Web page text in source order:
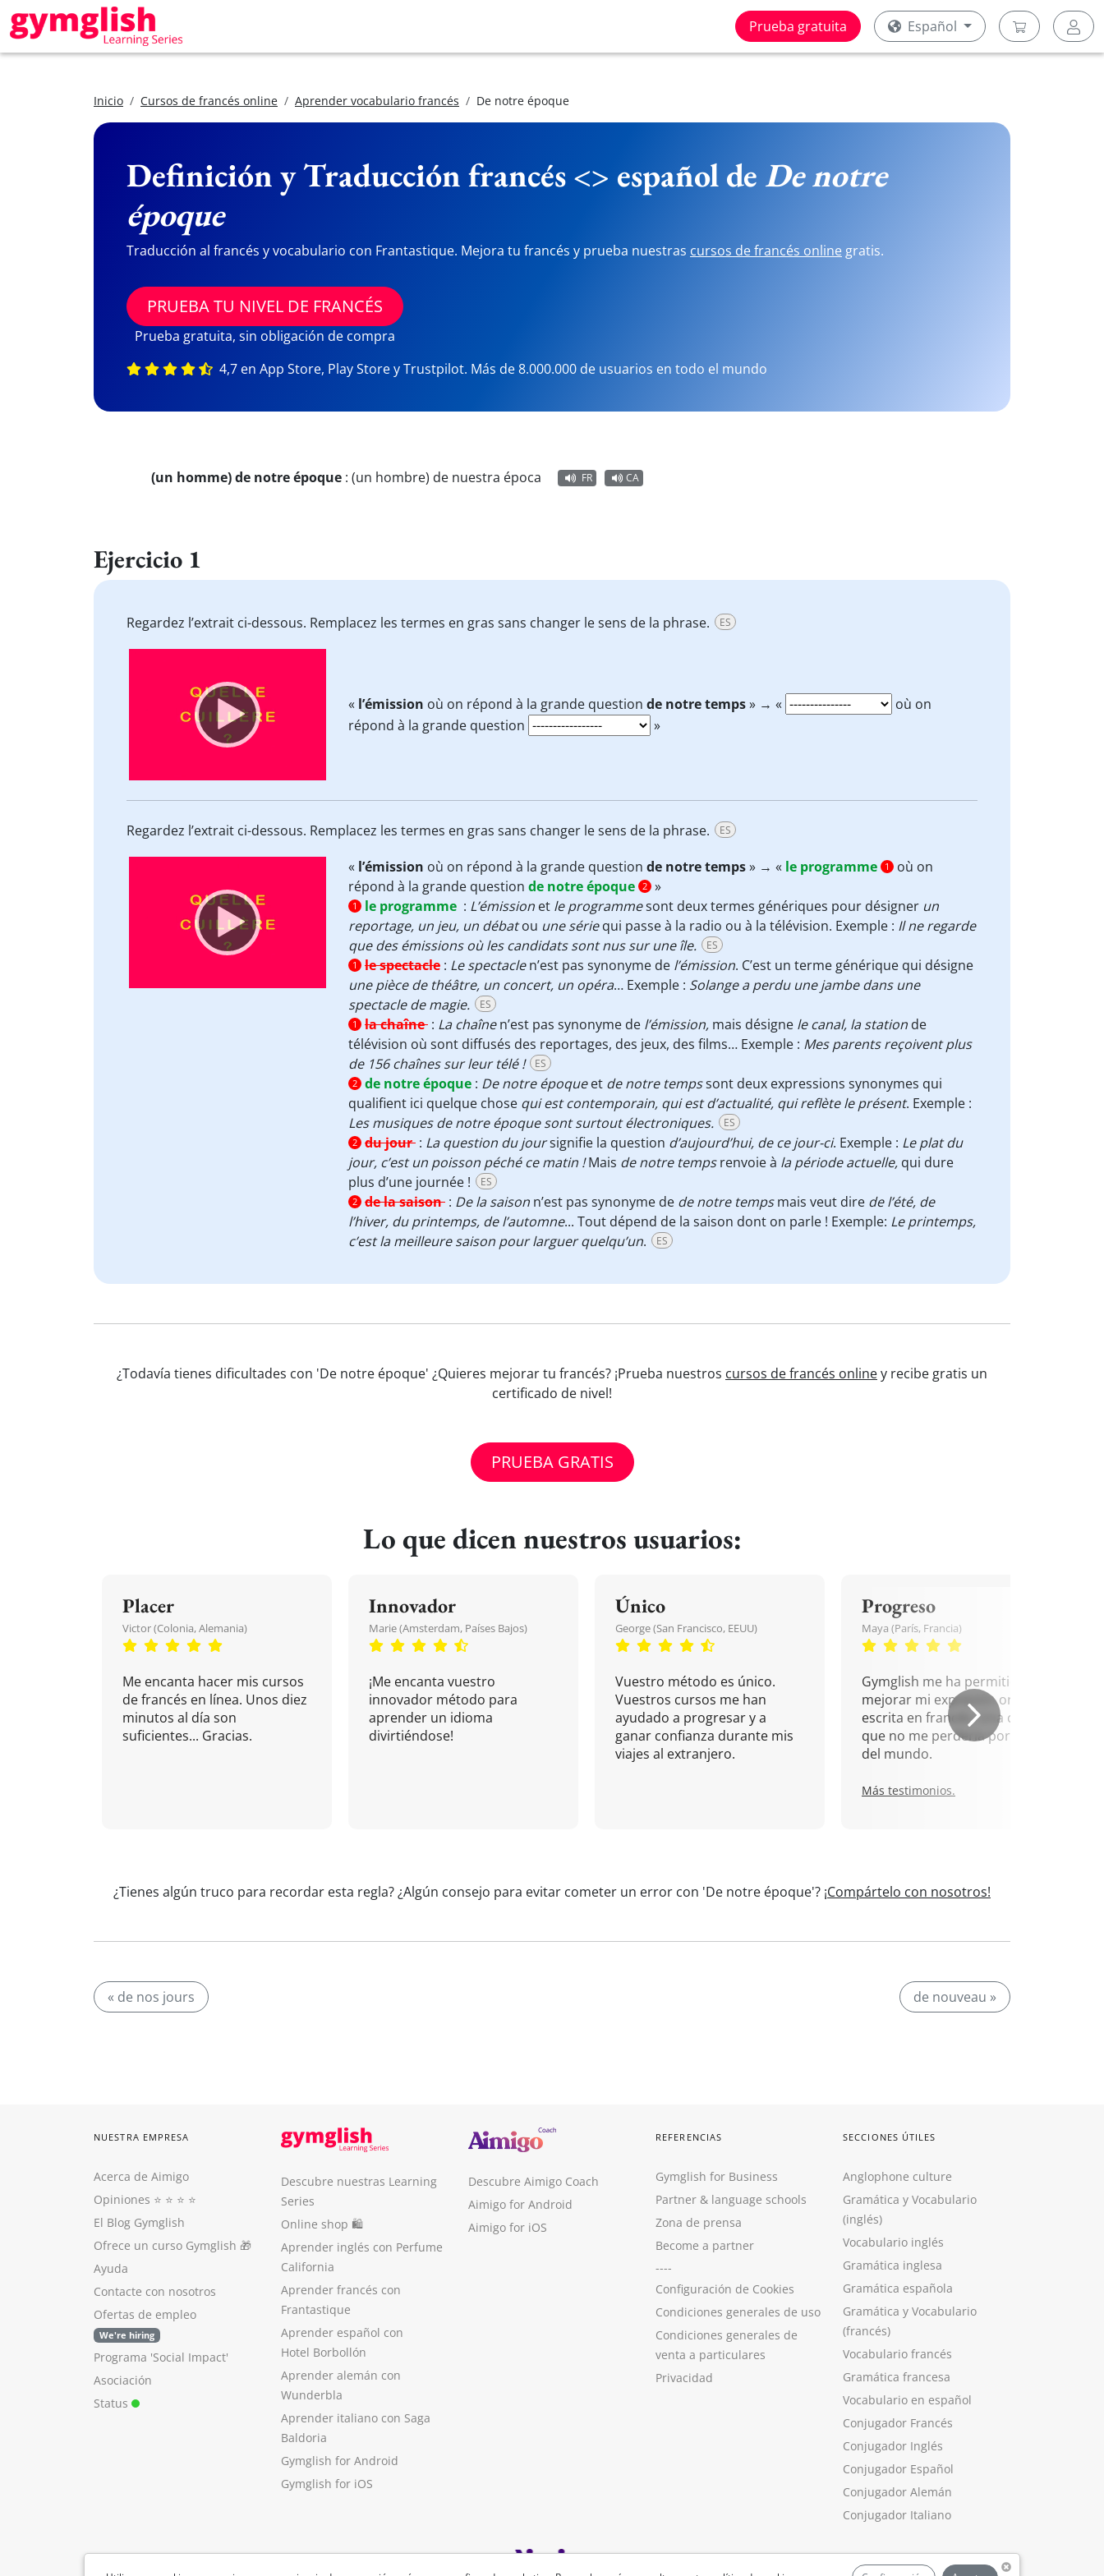
Prueba gratuita Español
Inicio Cursos de francés online Aprender vocabulario francés De notre époque
Definición y Traducción francés <> español de De notre
époque
Traducción al francés y vocabulario con Frantastique. Mejora tu francés y prueba nuestras cursos de francés online gratis.
PRUEBA TU NIVEL DE FRANCÉS
Prueba gratuita, sin obligación de compra
4,7 en App Store, Play Store y Trustpilot. Más de 8.000.000 de usuarios en todo el mundo
(un homme) de notre époque : (un hombre) de nuestra época FR CA
Ejercicio 1
Regardez l’extrait ci-dessous. Remplacez les termes en gras sans changer le sens de la phrase. ES
« l’émission où on répond à la grande question de notre temps» → «
où on
répond à la grande question
»
Regardez l’extrait ci-dessous. Remplacez les termes en gras sans changer le sens de la phrase. ES
« l’émission où on répond à la grande question de notre temps» → « le programme 1
où on
répond à la grande question de notre époque 2 »
1 le programme : L’émission et le programmesont deux termes génériques pour désigner un
reportage, un jeu, un débatou une sériequi passe à la radio ou à la télévision. Exemple : Il ne regarde
que des émissions où les candidats sont nus sur une île.
ES
1 le spectacle : Le spectaclen’est pas synonyme de l’émission. C’est un terme générique qui désigne
une pièce de théâtre, un concert, un opéra… Exemple : Solange a perdu une jambe dans une
spectacle de magie.
ES
1 la chaîne : La chaînen’est pas synonyme de l’émission, mais désigne le canal, la station de
télévision où sont diffusés des reportages, des jeux, des films… Exemple : Mes parents reçoivent plus
de 156 chaînes sur leur télé !
ES
2 de notre époque : De notre époqueet de notre tempssont deux expressions synonymes qui
qualifient ici quelque chose qui est contemporain, qui est d’actualité, qui reflète le présent. Exemple :
Les musiques de notre époque sont surtout électroniques.
ES
2 du jour : La question du joursignifie la question d’aujourd’hui, de ce jour-ci. Exemple : Le plat du
jour, c’est un poisson péché ce matin !Mais de notre tempsrenvoie à la période actuelle, qui dure
plus d’une journée !
ES
2 de la saison : De la saison n’est pas synonyme de de notre tempsmais veut dire de l’été, de
l’hiver, du printemps, de l’automne... Tout dépend de la saison dont on parle ! Exemple: Le printemps,
c’est la meilleure saison pour larguer quelqu’un. ES
¿Todavía tienes dificultades con 'De notre époque' ¿Quieres mejorar tu francés? ¡Prueba nuestros cursos de francés onliney recibe gratis un
certificado de nivel!
PRUEBA GRATIS
Lo que dicen nuestros usuarios:
Placer
Victor (Colonia, Alemania)
Me encanta hacer mis cursos
de francés en línea. Unos diez
minutos al día son
suficientes... Gracias.
Innovador
Marie (Amsterdam, Países Bajos)
¡Me encanta vuestro
innovador método para
aprender un idioma
divirtiéndose!
Único
George (San Francisco, EEUU)
Vuestro método es único.
Vuestros cursos me han
ayudado a progresar y a
ganar confianza durante mis
viajes al extranjero.
Progreso
Maya (París, Francia)
Gymglish me ha permitido
mejorar mi expresión oral y
escrita en francés. Una cita
que no me perdería por nada
del mundo.
Más testimonios.
¿Tienes algún truco para recordar esta regla? ¿Algún consejo para evitar cometer un error con 'De notre époque'? ¡Compártelo con nosotros!
« de nos jours de nouveau »
NUESTRA EMPRESA
Acerca de Aimigo
Opiniones ⭐️ ⭐️ ⭐️ ⭐️
El Blog Gymglish
Ofrece un curso Gymglish 🎁
Ayuda
Contacte con nosotros
Ofertas de empleo
We're hiring
Programa 'Social Impact'
Asociación
Status
Descubre nuestras Learning
Series
Online shop 🛍
Aprender inglés con Perfume
California
Aprender francés con
Frantastique
Aprender español con
Hotel Borbollón
Aprender alemán con
Wunderbla
Aprender italiano con Saga
Baldoria
Gymglish for Android
Gymglish for iOS
Descubre Aimigo Coach
Aimigo for Android
Aimigo for iOS
REFERENCIAS
Gymglish for Business
Partner & language schools
Zona de prensa
Become a partner
----
Configuración de Cookies
Condiciones generales de uso
Condiciones generales de
venta a particulares
Privacidad
SECCIONES ÚTILES
Anglophone culture
Gramática y Vocabulario
(inglés)
Vocabulario inglés
Gramática inglesa
Gramática española
Gramática y Vocabulario
(francés)
Vocabulario francés
Gramática francesa
Vocabulario en español
Conjugador Francés
Conjugador Inglés
Conjugador Español
Conjugador Alemán
Conjugador Italiano